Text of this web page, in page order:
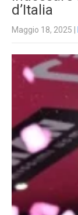
d’Italia
Maggio 18, 2025